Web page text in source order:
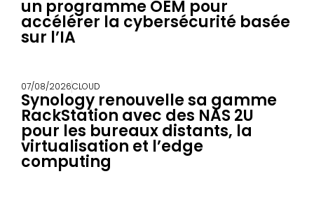
un programme OEM pour
accélérer la cybersécurité basée
sur l’IA
07/08/2026CLOUD
Synology renouvelle sa gamme
RackStation avec des NAS 2U
pour les bureaux distants, la
virtualisation et l’edge
computing